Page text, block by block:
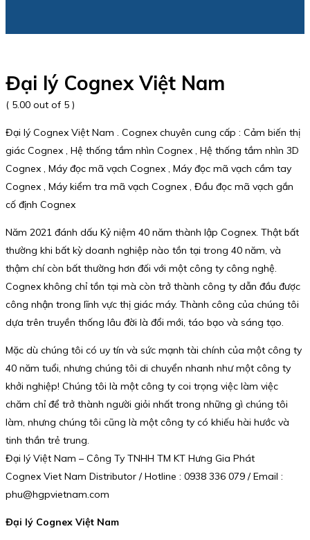
Đại lý Cognex Việt Nam
( 5.00 out of 5 )
Đại lý Cognex Việt Nam . Cognex chuyên cung cấp : Cảm biến thị
giác Cognex , Hệ thống tầm nhìn Cognex , Hệ thống tầm nhìn 3D
Cognex , Máy đọc mã vạch Cognex , Máy đọc mã vạch cầm tay
Cognex , Máy kiểm tra mã vạch Cognex , Đầu đọc mã vạch gắn
cố định Cognex
Năm 2021 đánh dấu Kỷ niệm 40 năm thành lập Cognex. Thật bất
thường khi bất kỳ doanh nghiệp nào tồn tại trong 40 năm, và
thậm chí còn bất thường hơn đối với một công ty công nghệ.
Cognex không chỉ tồn tại mà còn trở thành công ty dẫn đầu được
công nhận trong lĩnh vực thị giác máy. Thành công của chúng tôi
dựa trên truyền thống lâu đời là đổi mới, táo bạo và sáng tạo.
Mặc dù chúng tôi có uy tín và sức mạnh tài chính của một công ty
40 năm tuổi, nhưng chúng tôi di chuyển nhanh như một công ty
khởi nghiệp! Chúng tôi là một công ty coi trọng việc làm việc
chăm chỉ để trở thành người giỏi nhất trong những gì chúng tôi
làm, nhưng chúng tôi cũng là một công ty có khiếu hài hước và
tinh thần trẻ trung.
Đại lý Việt Nam – Công Ty TNHH TM KT Hưng Gia Phát
Cognex Viet Nam Distributor / Hotline : 0938 336 079 / Email :
phu@hgpvietnam.com
Đại lý Cognex Việt Nam